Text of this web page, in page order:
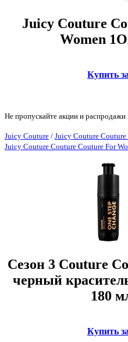
Juicy Couture
Women
Купить
Не пропускайте акции и распродажи
Juicy Couture / Juicy Couture Couture
Juicy Couture Couture Couture For
Сезон 3 Couture
черный
180
Купить